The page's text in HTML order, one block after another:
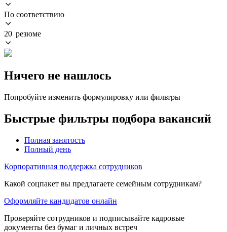
По соответствию
20 резюме
Ничего не нашлось
Попробуйте изменить формулировку или фильтры
Быстрые фильтры подбора вакансий
Полная занятость
Полный день
Корпоративная поддержка сотрудников
Какой соцпакет вы предлагаете семейным сотрудникам?
Оформляйте кандидатов онлайн
Проверяйте сотрудников и подписывайте кадровые
документы без бумаг и личных встреч